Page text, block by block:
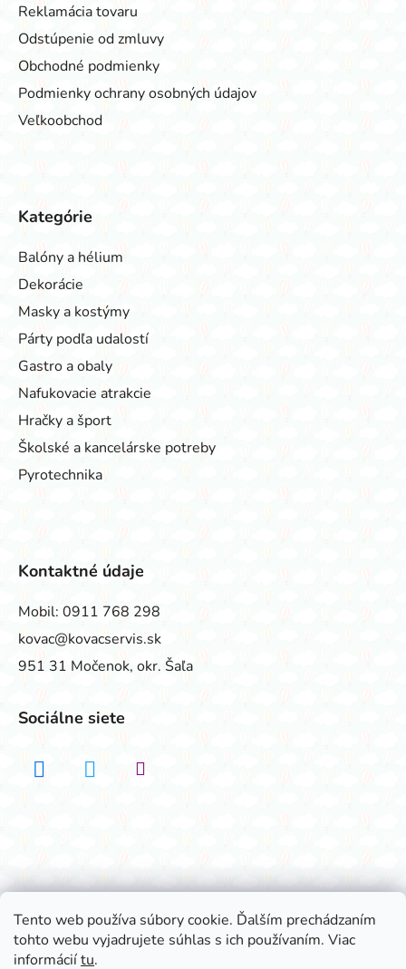
Tento web používa súbory cookie. Ďalším prechádzaním
tohto webu vyjadrujete súhlas s ich používaním. Viac
informáciítu.
Reklamácia tovaru
Odstúpenie od zmluvy
Obchodné podmienky
Podmienky ochrany osobných údajov
Veľkoobchod
Kategórie
Balóny a hélium
Dekorácie
Masky a kostýmy
Párty podľa udalostí
Gastro a obaly
Nafukovacie atrakcie
Hračky a šport
Školské a kancelárske potreby
Pyrotechnika
Kontaktné údaje
Mobil: 0911 768 298
kovac@kovacservis.sk
951 31 Močenok, okr. Šaľa
Sociálne siete